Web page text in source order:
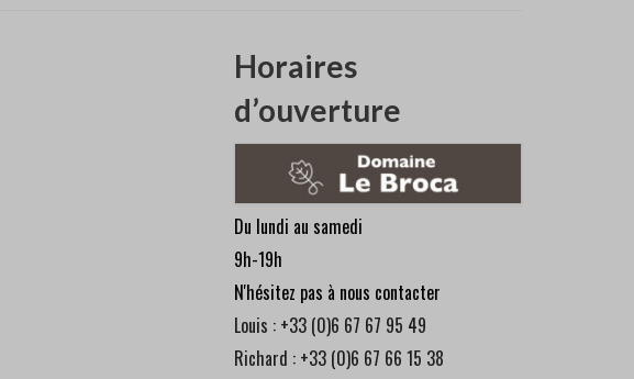
Horaires
d’ouverture
Du lundi au samedi
9h-19h
N'hésitez pas à nous contacter
Louis : +33 (0)6 67 67 95 49
Richard : +33 (0)6 67 66 15 38